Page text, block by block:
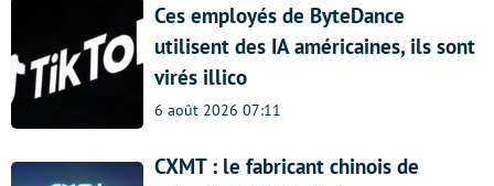
Ces employés de ByteDance
utilisent des IA américaines, ils sont
virés illico
6 août 2026 07:11
CXMT : le fabricant chinois de